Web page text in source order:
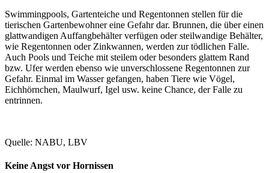
Swimmingpools, Gartenteiche und Regentonnen stellen für die
tierischen Gartenbewohner eine Gefahr dar. Brunnen, die über einen
glattwandigen Auffangbehälter verfügen oder steilwandige Behälter,
wie Regentonnen oder Zinkwannen, werden zur tödlichen Falle.
Auch Pools und Teiche mit steilem oder besonders glattem Rand
bzw. Ufer werden ebenso wie unverschlossene Regentonnen zur
Gefahr. Einmal im Wasser gefangen, haben Tiere wie Vögel,
Eichhörnchen, Maulwurf, Igel usw. keine Chance, der Falle zu
entrinnen.
Quelle: NABU, LBV
Keine Angst vor Hornissen